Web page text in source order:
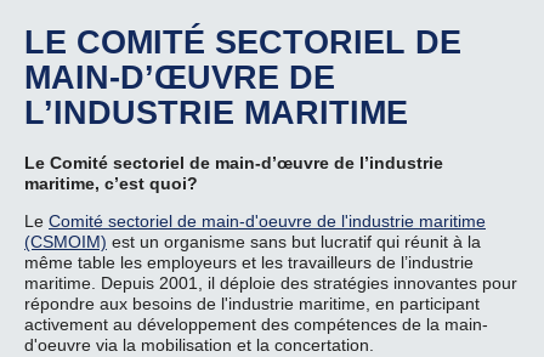
LE COMITÉ SECTORIEL DE
MAIN-D’ŒUVRE DE
L’INDUSTRIE MARITIME
Le Comité sectoriel de main-d’œuvre de l’industrie
maritime, c’est quoi?
Le Comité sectoriel de main-d'oeuvre de l'industrie maritime
(CSMOIM) est un organisme sans but lucratif qui réunit à la
même table les employeurs et les travailleurs de l’industrie
maritime. Depuis 2001, il déploie des stratégies innovantes pour
répondre aux besoins de l'industrie maritime, en participant
activement au développement des compétences de la main-
d'oeuvre via la mobilisation et la concertation.